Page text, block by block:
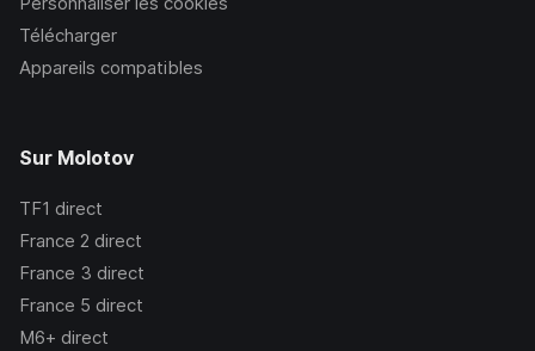
Télécharger
Appareils compatibles
Sur Molotov
TF1 direct
France 2 direct
France 3 direct
France 5 direct
M6+ direct